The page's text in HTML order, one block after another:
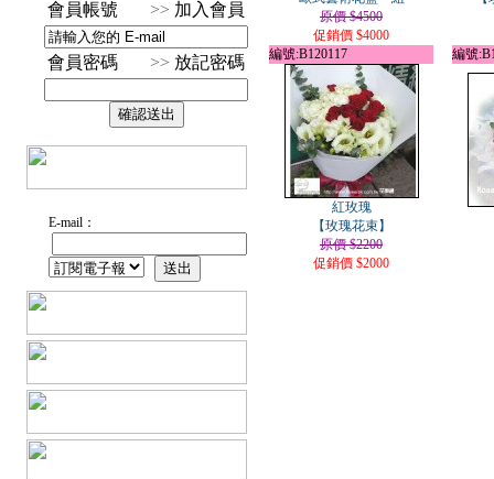
會員帳號 >> 加入會員
會員密碼 >> 放記密碼
E-mail：
原價 $4500
促銷價 $4000
編號:B120117 編號
紅玫瑰
【玫瑰花束】
原價 $2200
促銷價 $2000